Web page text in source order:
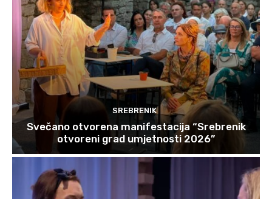
SREBRENIK
Svečano otvorena manifestacija “Srebrenik
otvoreni grad umjetnosti 2026”